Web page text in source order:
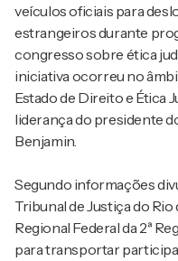
veículos oficiais para
estrangeiros durante
congresso sobre ética
iniciativa ocorreu no
Estado de Direito e Ética
liderança do presidente
Benjamin.
Segundo informações
Tribunal de Justiça do
Regional Federal da 2ª
para transportar